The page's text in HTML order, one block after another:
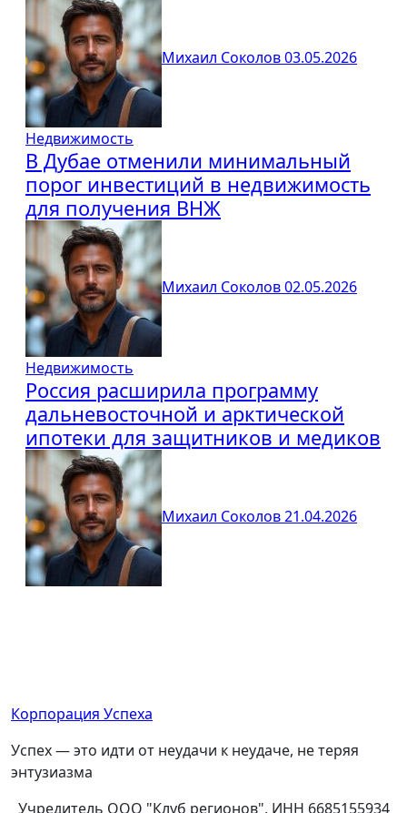
Михаил Соколов03.05.2026
Недвижимость
В Дубае отменили минимальный
порог инвестиций в недвижимость
для получения ВНЖ
Михаил Соколов02.05.2026
Недвижимость
Россия расширила программу
дальневосточной и арктической
ипотеки для защитников и медиков
Михаил Соколов21.04.2026
Корпорация Успеха
Успех — это идти от неудачи к неудаче, не теряя
энтузиазма
Учредитель ООО "Клуб регионов", ИНН 6685155934